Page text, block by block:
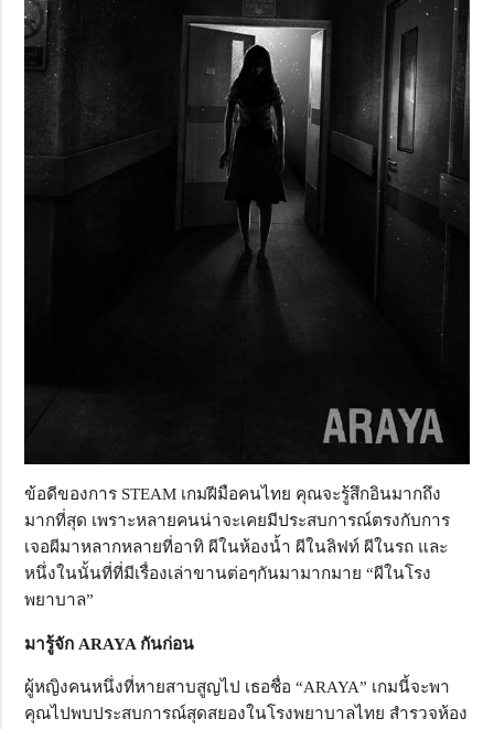
ข้อดีของการ STEAM เกมฝีมือคนไทย คุณจะรู้สึกอินมากถึง
มากที่สุด เพราะหลายคนน่าจะเคยมีประสบการณ์ตรงกับการ
เจอผีมาหลากหลายที่อาทิ ผีในห้องน้ำ ผีในลิฟท์ ผีในรถ และ
หนึ่งในนั้นที่ที่มีเรื่องเล่าขานต่อๆกันมามากมาย “ผีในโรง
พยาบาล”
มารู้จัก ARAYA กันก่อน
ผู้หญิงคนหนึ่งที่หายสาบสูญไป เธอชื่อ “ARAYA” เกมนี้จะพา
คุณไปพบประสบการณ์สุดสยองในโรงพยาบาลไทย สำรวจห้อง